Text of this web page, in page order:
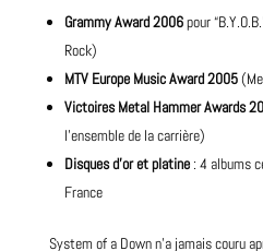
Grammy Award 2006pour
Rock)
MTV Europe Music Award 2005
Victoires Metal Hammer Awards
l’ensemble de la carrière)
Disques d’or et platine: 4 albums
France
System of a Down n’a jamais couru